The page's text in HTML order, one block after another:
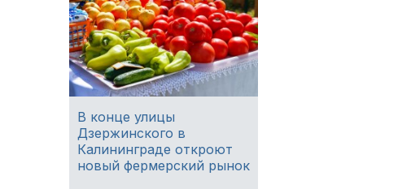
В конце улицы
Дзержинского в
Калининграде откроют
новый фермерский рынок